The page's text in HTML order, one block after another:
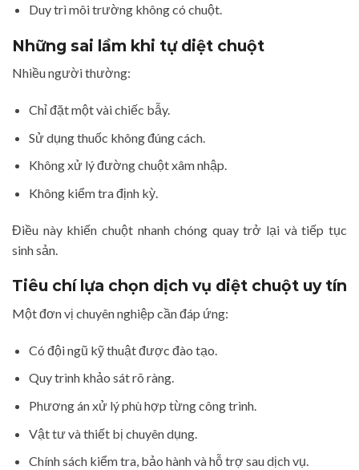
Duy trì môi trường không có chuột.
Những sai lầm khi tự diệt chuột
Nhiều người thường:
Chỉ đặt một vài chiếc bẫy.
Sử dụng thuốc không đúng cách.
Không xử lý đường chuột xâm nhập.
Không kiểm tra định kỳ.
Điều này khiến chuột nhanh chóng quay trở lại và tiếp tục
sinh sản.
Tiêu chí lựa chọn dịch vụ diệt chuột uy tín
Một đơn vị chuyên nghiệp cần đáp ứng:
Có đội ngũ kỹ thuật được đào tạo.
Quy trình khảo sát rõ ràng.
Phương án xử lý phù hợp từng công trình.
Vật tư và thiết bị chuyên dụng.
Chính sách kiểm tra, bảo hành và hỗ trợ sau dịch vụ.